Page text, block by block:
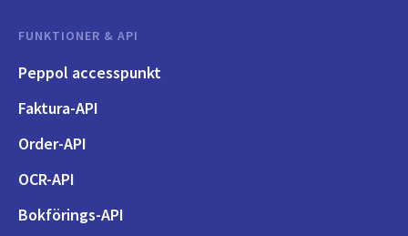
FUNKTIONER & API
Peppol accesspunkt
Faktura-API
Order-API
OCR-API
Bokförings-API